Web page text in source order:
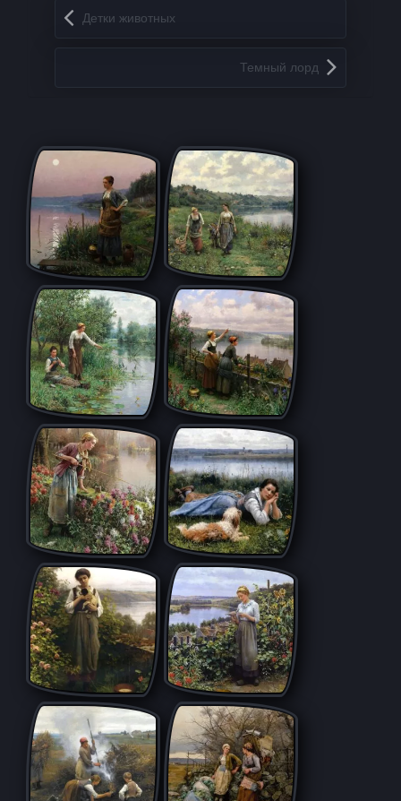
Запись навигация
Детки животных
Темный лорд